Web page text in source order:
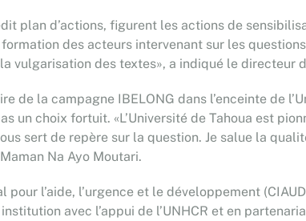
plan d’actions, figurent les actions de
des acteurs intervenant sur les
vulgarisation des textes», a indiqué le directeur
de la campagne IBELONG dans l’enceinte de
un choix fortuit. «L’Université de Tahoua est
sert de repère sur la question. Je salue la
Na Ayo Moutari.
l’aide, l’urgence et le développement
avec l’appui de l’UNHCR et en